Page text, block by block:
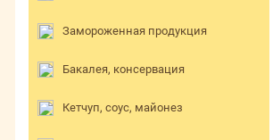
Замороженная продукция
Бакалея, консервация
Кетчуп, соус, майонез